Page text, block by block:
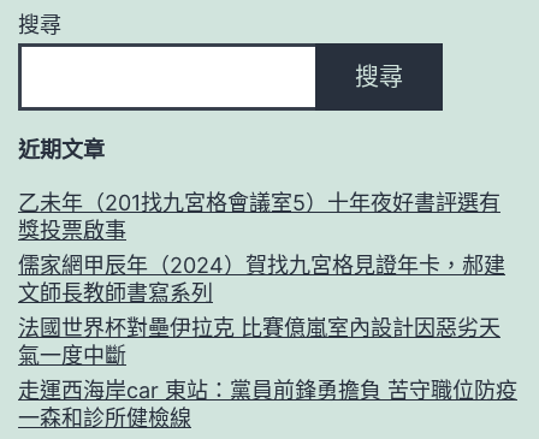
搜尋
搜尋
近期文章
乙未年（201找九宮格會議室5）十年夜好書評選有
獎投票啟事
儒家網甲辰年（2024）賀找九宮格見證年卡，郝建
文師長教師書寫系列
法國世界杯對壘伊拉克 比賽億嵐室內設計因惡劣天
氣一度中斷
走運西海岸car 東站：黨員前鋒勇擔負 苦守職位防疫
一森和診所健檢線